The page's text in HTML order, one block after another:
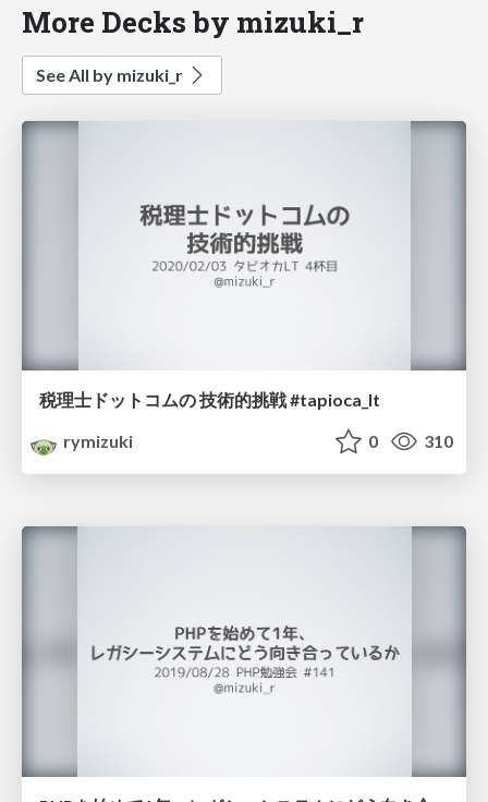
More Decks by mizuki_r
See All by mizuki_r
税理士ドットコムの 技術的挑戦 #tapioca_lt
rymizuki
0 310